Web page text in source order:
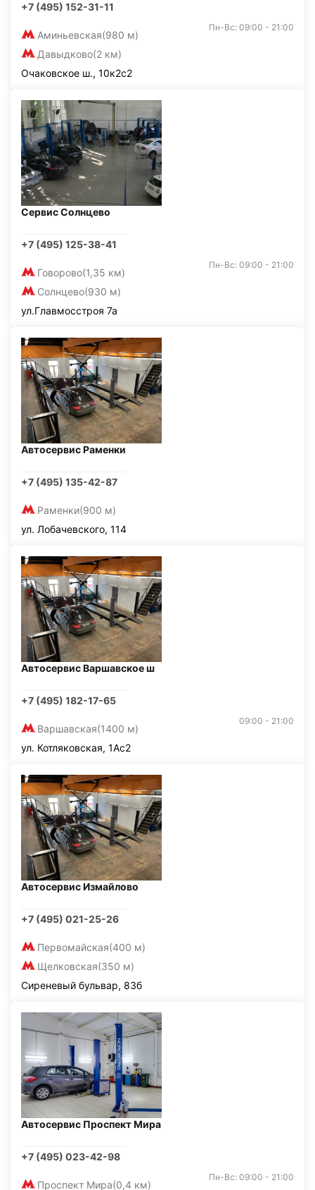
+7 (495) 152-31-11
Аминьевская(980 м)
Давыдково(2 км)
Пн-Вс: 09:00 - 21:00
Очаковское ш., 10к2с2
Сервис Солнцево
+7 (495) 125-38-41
Говорово(1,35 км)
Солнцево(930 м)
Пн-Вс: 09:00 - 21:00
ул.Главмосстроя 7а
Автосервис Раменки
+7 (495) 135-42-87
Раменки(900 м)
ул. Лобачевского, 114
Автосервис Варшавское ш
+7 (495) 182-17-65
Варшавская(1400 м)
09:00 - 21:00
ул. Котляковская, 1Ас2
Автосервис Измайлово
+7 (495) 021-25-26
Первомайская(400 м)
Щелковская(350 м)
Сиреневый бульвар, 83б
Автосервис Проспект Мира
+7 (495) 023-42-98
Проспект Мира(0,4 км)
Пн-Вс: 09:00 - 21:00